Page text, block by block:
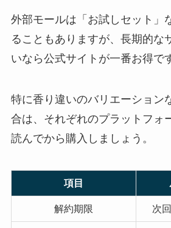
外部モールは「お試しセット」
ることもありますが、長期的な
いなら公式サイトが一番お得で
特に香り違いのバリエーション
合は、それぞれのプラットフォ
読んでから購入しましょう。
項目
解約期限 次